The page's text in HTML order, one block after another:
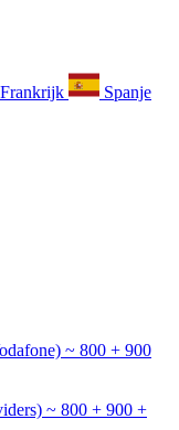
Frankrijk
Spanje
~ 800 + 900
~ 800 + 900 +